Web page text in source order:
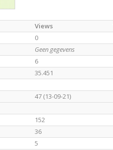
Views
0
Geen gegevens
6
35.451
47 (13-09-21)
152
36
5